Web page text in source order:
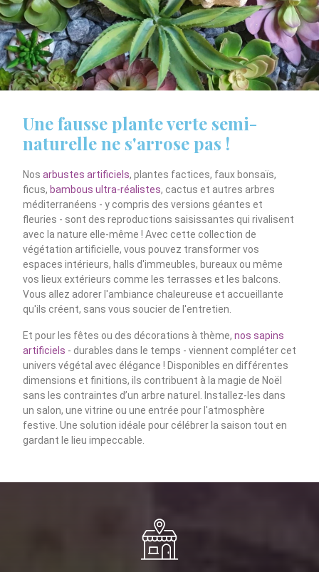
Une fausse plante verte semi-
naturelle ne s'arrose pas !
Nos arbustes artificiels, plantes factices, faux bonsaïs,
ficus, bambous ultra-réalistes, cactus et autres arbres
méditerranéens - y compris des versions géantes et
fleuries - sont des reproductions saisissantes qui rivalisent
avec la nature elle-même ! Avec cette collection de
végétation artificielle, vous pouvez transformer vos
espaces intérieurs, halls d'immeubles, bureaux ou même
vos lieux extérieurs comme les terrasses et les balcons.
Vous allez adorer l'ambiance chaleureuse et accueillante
qu'ils créent, sans vous soucier de l'entretien.
Et pour les fêtes ou des décorations à thème, nos sapins
artificiels - durables dans le temps - viennent compléter cet
univers végétal avec élégance ! Disponibles en différentes
dimensions et finitions, ils contribuent à la magie de Noël
sans les contraintes d’un arbre naturel. Installez-les dans
un salon, une vitrine ou une entrée pour l'atmosphère
festive. Une solution idéale pour célébrer la saison tout en
gardant le lieu impeccable.